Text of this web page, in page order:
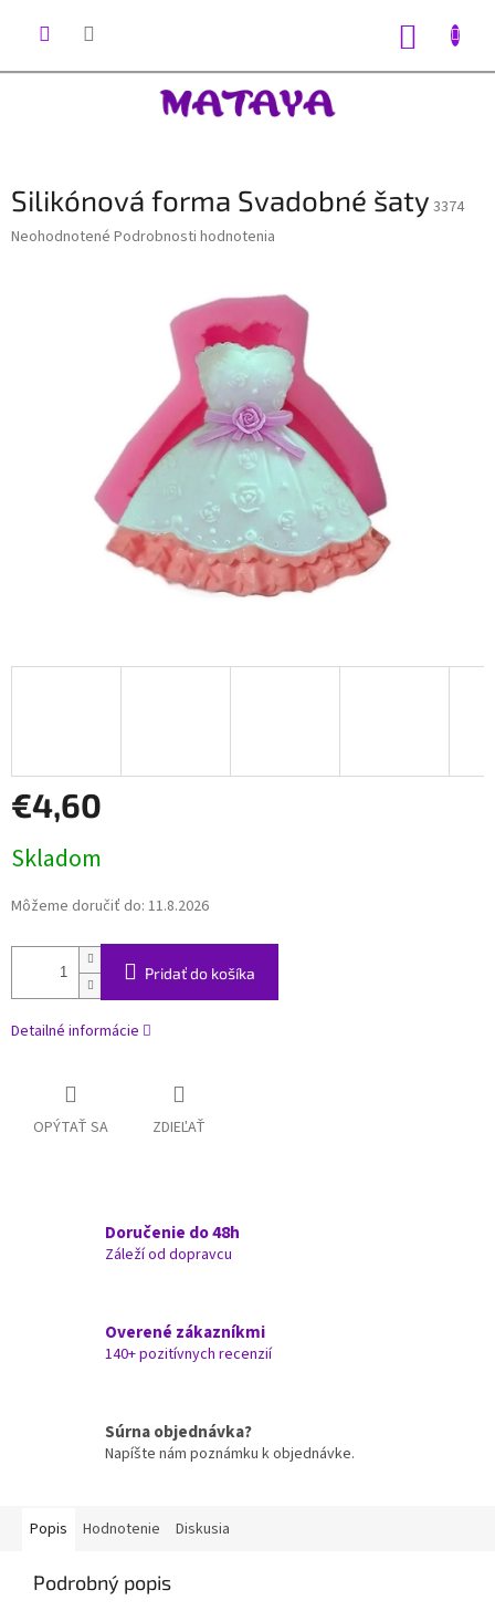
Silikónová forma Svadobné šaty 3374
Priemerné
Neohodnotené Podrobnosti hodnotenia
€4,60
cena:
Skladom
Môžeme doručiť do: 11.8.2026
Pridať do košíka
Detailné informácie
OPÝTAŤ SA ZDIEĽAŤ
Doručenie do 48h
Záleží od dopravcu
Overené zákazníkmi
140+ pozitívnych recenzií
Súrna objednávka?
Napíšte nám poznámku k objednávke.
Popis Hodnotenie Diskusia
Podrobný popis